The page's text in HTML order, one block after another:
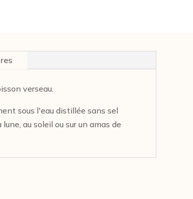
verseau.
sous l'eau distillée sans sel
au soleil ou sur un amas de